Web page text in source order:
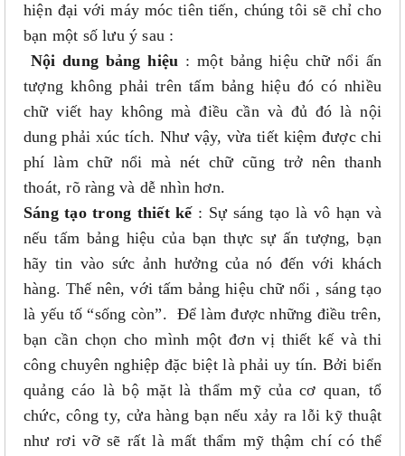
hiện đại với máy móc tiên tiến, chúng tôi sẽ chỉ cho
bạn một số lưu ý sau :
Nội dung bảng hiệu : một bảng hiệu chữ nổi ấn
tượng không phải trên tấm bảng hiệu đó có nhiều
chữ viết hay không mà điều cần và đủ đó là nội
dung phải xúc tích. Như vậy, vừa tiết kiệm được chi
phí làm chữ nổi mà nét chữ cũng trở nên thanh
thoát, rõ ràng và dễ nhìn hơn.
Sáng tạo trong thiết kế: Sự sáng tạo là vô hạn và
nếu tấm bảng hiệu của bạn thực sự ấn tượng, bạn
hãy tin vào sức ảnh hưởng của nó đến với khách
hàng. Thế nên, với tấm bảng hiệu chữ nổi , sáng tạo
là yếu tố “sống còn”. Để làm được những điều trên,
bạn cần chọn cho mình một đơn vị thiết kế và thi
công chuyên nghiệp đặc biệt là phải uy tín. Bởi biển
quảng cáo là bộ mặt là thẩm mỹ của cơ quan, tổ
chức, công ty, cửa hàng bạn nếu xảy ra lỗi kỹ thuật
như rơi vỡ sẽ rất là mất thẩm mỹ thậm chí có thể